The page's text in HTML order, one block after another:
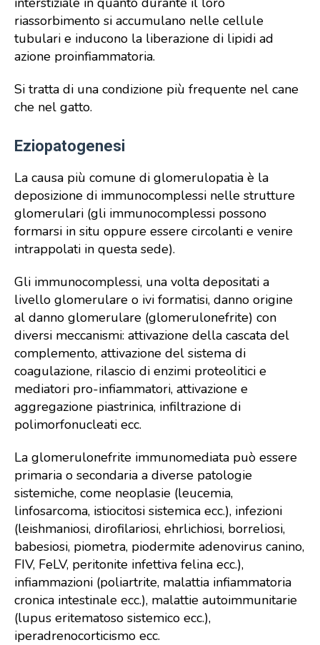
riassorbimento si accumulano nelle cellule
tubulari e inducono la liberazione di lipidi ad
azione proinfiammatoria.
Si tratta di una condizione più frequente nel cane
che nel gatto.
Eziopatogenesi
La causa più comune di glomerulopatia è la
deposizione di immunocomplessi nelle strutture
glomerulari (gli immunocomplessi possono
formarsi in situ oppure essere circolanti e venire
intrappolati in questa sede).
Gli immunocomplessi, una volta depositati a
livello glomerulare o ivi formatisi, danno origine
al danno glomerulare (glomerulonefrite) con
diversi meccanismi: attivazione della cascata del
complemento, attivazione del sistema di
coagulazione, rilascio di enzimi proteolitici e
mediatori pro-infiammatori, attivazione e
aggregazione piastrinica, infiltrazione di
polimorfonucleati ecc.
La glomerulonefrite immunomediata può essere
primaria o secondaria a diverse patologie
sistemiche, come neoplasie (leucemia,
linfosarcoma, istiocitosi sistemica ecc.), infezioni
(leishmaniosi, dirofilariosi, ehrlichiosi, borreliosi,
babesiosi, piometra, piodermite adenovirus canino,
FIV, FeLV, peritonite infettiva felina ecc.),
infiammazioni (poliartrite, malattia infiammatoria
cronica intestinale ecc.), malattie autoimmunitarie
(lupus eritematoso sistemico ecc.),
iperadrenocorticismo ecc.